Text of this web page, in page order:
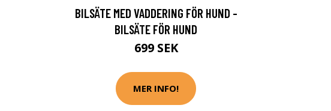
BILSÄTE MED VADDERING FÖR HUND -
BILSÄTE FÖR HUND
699 SEK
MER INFO!